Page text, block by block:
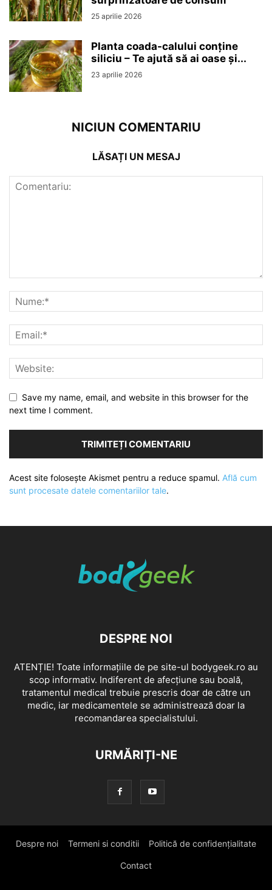
25 aprilie 2026
Planta coada-calului conține
siliciu – Te ajută să ai oase și...
23 aprilie 2026
NICIUN COMENTARIU
LĂSAȚI UN MESAJ
Save my name, email, and website in this browser for the
next time I comment.
Acest site folosește Akismet pentru a reduce spamul. Află cum
sunt procesate datele comentariilor tale.
DESPRE NOI
ATENȚIE! Toate informațiile de pe site-ul bodygeek.ro au
scop informativ. Indiferent de afecțiune sau boală,
tratamentul medical trebuie prescris doar de către un
medic, iar medicamentele se administrează doar la
recomandarea specialistului.
URMĂRIȚI-NE
Despre noi Termeni si conditii Politică de confidențialitate
Contact